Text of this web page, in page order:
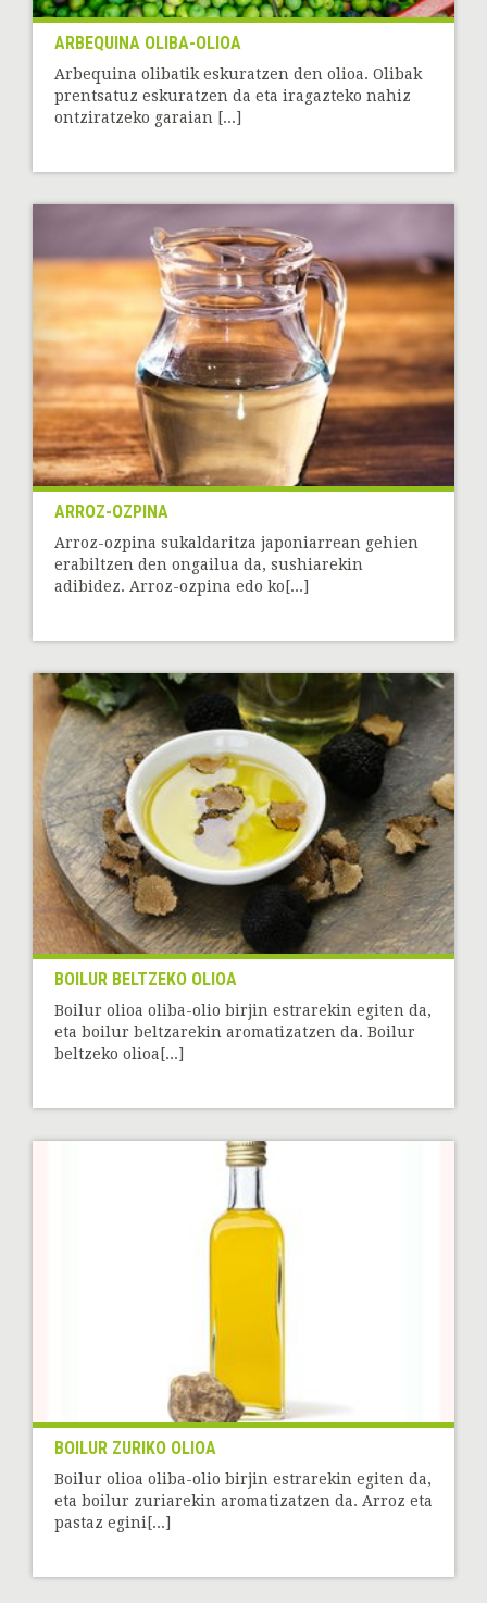
ARBEQUINA OLIBA-OLIOA
Arbequina olibatik eskuratzen den olioa. Olibak
prentsatuz eskuratzen da eta iragazteko nahiz
ontziratzeko garaian [...]
ARROZ-OZPINA
Arroz-ozpina sukaldaritza japoniarrean gehien
erabiltzen den ongailua da, sushiarekin
adibidez. Arroz-ozpina edo ko[...]
BOILUR BELTZEKO OLIOA
Boilur olioa oliba-olio birjin estrarekin egiten da,
eta boilur beltzarekin aromatizatzen da. Boilur
beltzeko olioa[...]
BOILUR ZURIKO OLIOA
Boilur olioa oliba-olio birjin estrarekin egiten da,
eta boilur zuriarekin aromatizatzen da. Arroz eta
pastaz egini[...]